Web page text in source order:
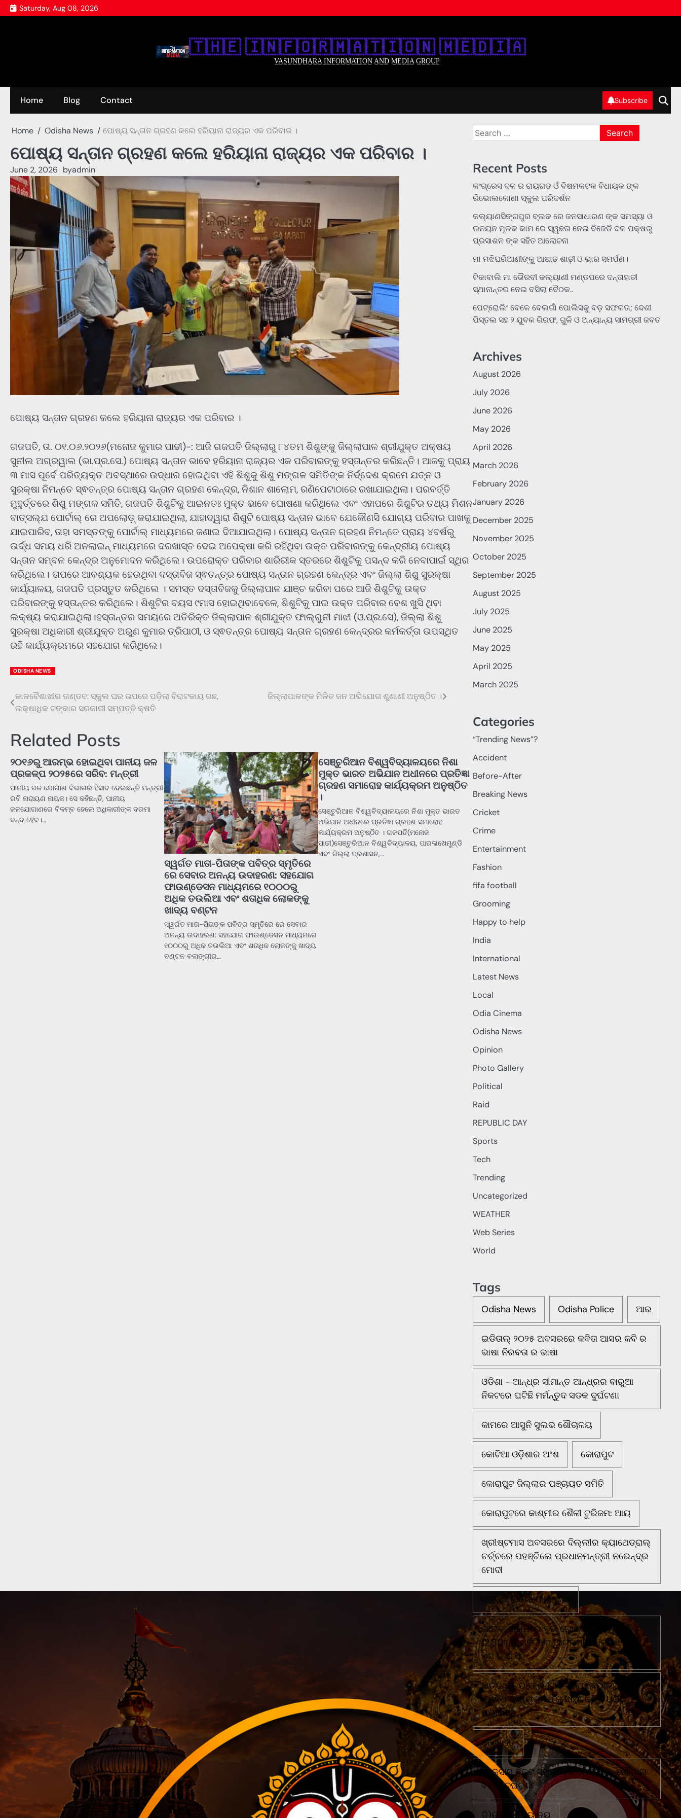
Skip
to
Saturday, Aug 08, 2026
🇹‌🇭‌🇪‌ 🇮‌🇳‌🇫‌🇴‌🇷‌🇲‌🇦‌🇹‌🇮‌🇴‌🇳‌ 🇲‌🇪‌🇩‌🇮‌🇦‌
V̲A̲S̲U̲N̲D̲H̲A̲R̲A̲ I̲N̲F̲O̲R̲M̲A̲T̲I̲O̲N̲ A̲N̲D̲ M̲E̲D̲I̲A̲ G̲R̲O̲U̲P̲
Home Blog Contact Subscribe
Home Odisha News ପୋଷ୍ୟ ସନ୍ତାନ ଗ୍ରହଣ କଲେ ହରିୟାନା ରାଜ୍ୟର ଏକ ପରିବାର ।
ପୋଷ୍ୟ ସନ୍ତାନ ଗ୍ରହଣ କଲେ ହରିୟାନା ରାଜ୍ୟର ଏକ ପରିବାର ।
June 2, 2026 byadmin
ପୋଷ୍ୟ ସନ୍ତାନ ଗ୍ରହଣ କଲେ ହରିୟାନା ରାଜ୍ୟର ଏକ ପରିବାର ।
ଗଜପତି, ତା. ୦୧.୦୬.୨୦୨୬(ମନୋଜ କୁମାର ପାଢୀ)-: ଆଜି ଗଜପତି ଜିଲ୍ଲାରୁ ୮୪ତମ ଶିଶୁଙ୍କୁ ଜିଲ୍ଲାପାଳ ଶ୍ରୀଯୁକ୍ତ ଅକ୍ଷୟ
ସୁନୀଲ ଅଗ୍ରୱାଲ (ଭା.ପ୍ର.ସେ.) ପୋଷ୍ୟ ସନ୍ତାନ ଭାବେ ହରିୟାନା ରାଜ୍ୟର ଏକ ପରିବାରଙ୍କୁ ହସ୍ତାନ୍ତର କରିଛନ୍ତି। ଆଜକୁ ପ୍ରାୟ
୩ ମାସ ପୂର୍ବେ ପରିତ୍ୟକ୍ତ ଅବସ୍ଥାରେ ଉଦ୍ଧାର ହୋଇଥିବା ଏହି ଶିଶୁକୁ ଶିଶୁ ମଙ୍ଗଳ ସମିତିଙ୍କ ନିର୍ଦ୍ଦେଶ କ୍ରମେ ଯତ୍ନ ଓ
ସୁରକ୍ଷା ନିମନ୍ତେ ସ୍ଵତନ୍ତ୍ର ପୋଷ୍ୟ ସନ୍ତାନ ଗ୍ରହଣ କେନ୍ଦ୍ର, ନିଶାନ ଶାଲୋମ, ରଣିପେଟାଠାରେ ରଖାଯାଇଥିଲା। ପରବର୍ତ୍ତି
ମୁହୁର୍ତ୍ତରେ ଶିଶୁ ମଙ୍ଗଳ ସମିତି, ଗଜପତି ଶିଶୁଟିକୁ ଆଇନତଃ ମୁକ୍ତ ଭାବେ ଘୋଷଣା କରିଥିଲେ ଏବଂ ଏହାପରେ ଶିଶୁଟିର ତଥ୍ୟ ମିଶନ
ବାତ୍ସଲ୍ଯ ପୋର୍ଟାଲ୍ ରେ ଅପଲୋଡ଼୍ କରାଯାଇଥିଲା, ଯାହାଦ୍ୱାରା ଶିଶୁଟି ପୋଷ୍ୟ ସନ୍ତାନ ଭାବେ ଯେକୌଣସି ଯୋଗ୍ୟ ପରିବାର ପାଖକୁ
ଯାଇପାରିବ, ତାହା ସମସ୍ତଙ୍କୁ ପୋର୍ଟାଲ୍ ମାଧ୍ୟମରେ ଜଣାଇ ଦିଆଯାଇଥିଲା। ପୋଷ୍ୟ ସନ୍ତାନ ଗ୍ରହଣ ନିମନ୍ତେ ପ୍ରାୟ ୪ବର୍ଷରୁ
ଉର୍ଦ୍ଧ ସମୟ ଧରି ଅନଲାଇନ୍ ମାଧ୍ୟମରେ ଦରଖାସ୍ତ ଦେଇ ଅପେକ୍ଷା କରି ରହିଥିବା ଉକ୍ତ ପରିବାରଙ୍କୁ କେନ୍ଦ୍ରୀୟ ପୋଷ୍ୟ
ସନ୍ତାନ ସମ୍ବଳ କେନ୍ଦ୍ର ଅନୁମୋଦନ କରିଥିଲେ। ଉପରୋକ୍ତ ପରିବାର ଶାରିରୀକ ସ୍ତରରେ ଶିଶୁଟିକୁ ପସନ୍ଦ କରି ନେବାପାଇଁ ସ୍ଥିର
କରିଥିଲେ। ତାପରେ ଆବଶ୍ୟକ ହେଉଥିବା ଦସ୍ତାବିଜ ସ୍ଵତନ୍ତ୍ର ପୋଷ୍ୟ ସନ୍ତାନ ଗ୍ରହଣ କେନ୍ଦ୍ର ଏବଂ ଜିଲ୍ଲା ଶିଶୁ ସୁରକ୍ଷା
କାର୍ଯ୍ୟାଳୟ, ଗଜପତି ପ୍ରସ୍ତୁତ କରିଥିଲେ । ସମସ୍ତ ଦସ୍ତାବିଜକୁ ଜିଲ୍ଲାପାଳ ଯାଞ୍ଚ କରିବା ପରେ ଆଜି ଶିଶୁଟିକୁ ଉକ୍ତ
ପରିବାରଙ୍କୁ ହସ୍ତାନ୍ତର କରିଥିଲେ। ଶିଶୁଟିର ବୟସ ୯ମାସ ହୋଇଥିବାବେଳେ, ଶିଶୁଟିକୁ ପାଇ ଉକ୍ତ ପରିବାର ବେଶ ଖୁସି ଥିବା
ଲକ୍ଷ୍ୟ କରାଯାଇଥିଲା।ହସ୍ତାନ୍ତର ସମୟରେ ଅତିରିକ୍ତ ଜିଲ୍ଲାପାଳ ଶ୍ରୀଯୁକ୍ତ ଫାଲ୍ଗୁନୀ ମାଝୀ (ଓ.ପ୍ର.ସେ), ଜିଲ୍ଲା ଶିଶୁ
ସୁରକ୍ଷା ଅଧିକାରୀ ଶ୍ରୀଯୁକ୍ତ ଅରୁଣ କୁମାର ତ୍ରିପାଠୀ, ଓ ସ୍ଵତନ୍ତ୍ର ପୋଷ୍ୟ ସନ୍ତାନ ଗ୍ରହଣ କେନ୍ଦ୍ରର କର୍ମକର୍ତ୍ତା ଉପସ୍ଥିତ
ରହି କାର୍ଯ୍ୟକ୍ରମରେ ସହଯୋଗ କରିଥିଲେ।
ODISHA NEWS
Post
navigation
କାଳବୈଶାଖୀର ତାଣ୍ଡବ: ସ୍କୁଲ ଘର ଉପରେ ପଡ଼ିଲା ବିରାଟକାୟ ଗଛ,
ଲକ୍ଷାଧିକ ଟଙ୍କାର ସରକାରୀ ସମ୍ପତ୍ତି କ୍ଷତି
ଜିଲ୍ଲାପାଳଙ୍କ ମିଳିତ ଜନ ଅଭିଯୋଗ ଶୁଣାଣୀ ଅନୁଷ୍ଠିତ ।
Related Posts
୨୦୧୬ରୁ ଆରମ୍ଭ ହୋଇଥିବା ପାନୀୟ ଜଳ
ପ୍ରକଳ୍ପ ୨୦୨୫ରେ ସରିବ: ମନ୍ତ୍ରୀ
ପାନୀୟ ଜଳ ଯୋଗାଣ ବିଭାଗର ହିସାବ ଦେଇଛନ୍ତି ମନ୍ତ୍ରୀ
ରବି ନାରାୟଣ ନାୟକ। ସେ କହିଛନ୍ତି, ପାନୀୟ
ଜଳଯୋଗାଣରେ ବିଳମ୍ବ ହେଲେ ଅଧିକାରୀଙ୍କ ଦରମା
ବନ୍ଦ ହେବ।…
ସ୍ୱର୍ଗତ ମାତା-ପିତାଙ୍କ ପବିତ୍ର ସ୍ମୃତିରେ
ରେ ସେବାର ଅନନ୍ୟ ଉଦାହରଣ: ସହଯୋଗ
ଫାଉଣ୍ଡେସନ ମାଧ୍ୟମରେ ୧୦୦୦ରୁ
ଅଧିକ ତଉଲିଆ ଏବଂ ଶତାଧିକ ଲୋକଙ୍କୁ
ଖାଦ୍ୟ ବଣ୍ଟନ
ସ୍ୱର୍ଗତ ମାତା-ପିତାଙ୍କ ପବିତ୍ର ସ୍ମୃତିରେ ରେ ସେବାର
ଅନନ୍ୟ ଉଦାହରଣ: ସହଯୋଗ ଫାଉଣ୍ଡେସନ ମାଧ୍ୟମରେ
୧୦୦୦ରୁ ଅଧିକ ତଉଲିଆ ଏବଂ ଶତାଧିକ ଲୋକଙ୍କୁ ଖାଦ୍ୟ
ବଣ୍ଟନ ବଲାଙ୍ଗୀର…
ସେଞ୍ଚୁରିଆନ ବିଶ୍ୱବିଦ୍ୟାଳୟରେ ନିଶା
ମୁକ୍ତ ଭାରତ ଅଭିଯାନ ଅଧୀନରେ ପ୍ରତିଜ୍ଞା
ଗ୍ରହଣ ସମାରୋହ କାର୍ଯ୍ୟକ୍ରମ ଅନୁଷ୍ଠିତ
।
ସେଞ୍ଚୁରିଆନ ବିଶ୍ୱବିଦ୍ୟାଳୟରେ ନିଶା ମୁକ୍ତ ଭାରତ
ଅଭିଯାନ ଅଧୀନରେ ପ୍ରତିଜ୍ଞା ଗ୍ରହଣ ସମାରୋହ
କାର୍ଯ୍ୟକ୍ରମ ଅନୁଷ୍ଠିତ । ଗଜପତି(ମନୋଜ
ପାଢୀ)ସେଞ୍ଚୁରିଆନ ବିଶ୍ୱବିଦ୍ୟାଳୟ, ପାରଳାଖେମୁଣ୍ଡି
ଏବଂ ଜିଲ୍ଲା ପ୍ରଶାସନ,…
Search
for:
Recent Posts
କଂଗ୍ରେସ ଦଳ ର ରାୟଗଡ ଓଁ ବିଷମକଟକ ବିଧାୟକ ଙ୍କ
ରିଭୋଲକୋଣା ସ୍କୁଲ ପରିଦର୍ଶନ
କଲ୍ୟାଣସିଙ୍ଗପୁର ବ୍ଲକ ରେ ଜନସାଧାରଣ ଙ୍କ ସମସ୍ୟା ଓ
ଉନୟନ ମୂଳକ କାମ ରେ ସ୍ୱଛତା ନେଇ ବିଜେଡି ଦଳ ପକ୍ଷରୁ
ପ୍ରସାଶନ ଙ୍କ ସହିତ ଆଲୋଚନା
ମା ମଝିଘରିଆଣୀଙ୍କୁ ଆଷାଢ ଶାଢ଼ୀ ଓ ଭାର ସମର୍ପଣ।
ଟିକାବାଲି ମା ଭୈରବୀ କଲ୍ୟାଣୀ ମଣ୍ଡପରେ ଦନ୍ତାହାତୀ
ସ୍ଥାନାନ୍ତର ନେଇ ବସିଲା ବୈଠକ..
ପେଟ୍ରୋଲିଂ ବେଳେ ବେଲଗାଁ ପୋଲିସକୁ ବଡ଼ ସଫଳତା; ଦେଶୀ
ପିସ୍ତଲ ସହ ୨ ଯୁବକ ଗିରଫ, ଗୁଳି ଓ ଅନ୍ୟାନ୍ୟ ସାମଗ୍ରୀ ଜବତ
Archives
August 2026
July 2026
June 2026
May 2026
April 2026
March 2026
February 2026
January 2026
December 2025
November 2025
October 2025
September 2025
August 2025
July 2025
June 2025
May 2025
April 2025
March 2025
Categories
“Trending News”?
Accident
Before-After
Breaking News
Cricket
Crime
Entertainment
Fashion
fifa football
Grooming
Happy to help
India
International
Latest News
Local
Odia Cinema
Odisha News
Opinion
Photo Gallery
Political
Raid
REPUBLIC DAY
Sports
Tech
Trending
Uncategorized
WEATHER
Web Series
World
Tags
Odisha News Odisha Police ଆର
ଇଡିତାଲ୍ ୨୦୨୫ ଅବସରରେ କବିତା ଆସର କବି ର
ଭାଷା ନିରବତା ର ଭାଷା
ଓଡିଶା - ଆନ୍ଧ୍ର ସୀମାନ୍ତ ଆନ୍ଧ୍ରର ବାରୁଆ
ନିକଟରେ ଘଟିଛି ମର୍ମନ୍ତୁଦ ସଡକ ଦୁର୍ଘଟଣା
କାମରେ ଆସୁନି ସୁଲଭ ଶୌଚାଳୟ
କୋଟିଆ ଓଡ଼ିଶାର ଅଂଶ କୋରାପୁଟ
କୋରାପୁଟ ଜିଲ୍ଲାର ପଞ୍ଚାୟତ ସମିତି
କୋରାପୁଟରେ କାଶ୍ମୀର ଶୈଳୀ ଟୁରିଜମ: ଆୟ
ଖ୍ରୀଷ୍ଟମାସ ଅବସରରେ ଦିଲ୍ଲୀର କ୍ୟାଥେଡ୍ରାଲ୍
ଚର୍ଚ୍ଚରେ ପହଞ୍ଚିଲେ ପ୍ରଧାନମନ୍ତ୍ରୀ ନରେନ୍ଦ୍ର
ମୋଦୀ
ଗଜପତି ଜିଲ୍ଲା ପାଇଁ ଦୁଃଖ
ଗାଇବା ଗ୍ରାମରେ ଦୁଇ ଗୋଷ୍ଠୀ ମୁହାଁ ମୁହିଁରାତି
12.30 ରେ ପହଁଚିଲେ ଆରକ୍ଷୀ ଅଧିକ୍ଷକ ଏବଂ
ଏସ ଡି ପି ଓ
ଛାତ୍ର ମୃତ୍ୟୁ ପାଇଁ KIIT ବିଶ୍ୱବିଦ୍ୟାଳୟର
'ଅବୈଧ କାର୍ଯ୍ୟକଳାପ'କୁ ଦାୟୀ କରିଛି UGC
ପ୍ୟାନେଲ
ଜଣେ ମୃତ
ଟେକ୍ସାସ ନିକଟ ସମୁଦ୍ରରେ ମେକ୍ସିକୋ ନୌସେନା
ବିମାନ ଦୁର୍ଘଟଣା
ଡି)ଉଚ୍ଚ ବିଦ୍ୟାଳୟ